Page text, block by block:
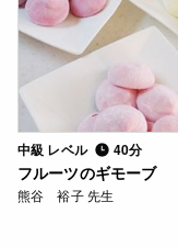
中級 レベル 40分
フルーツのギモーブ
熊谷 裕子 先生